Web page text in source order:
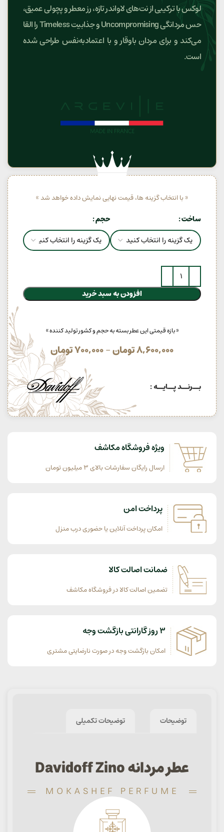
لوکس با ترکیبی از نت‌های لاواندر تازه، رز معطر و پچولی عمیق،
حس مردانگی Uncompromising و جذابیت Timeless را القا
می‌کند و برای مردان باوقار و با اعتمادبه‌نفس طراحی شده
است.
« با انتخاب گزینه ها، قیمت نهایی نمایش داده خواهد شد »
ساخت حجم
افزودن به سبد خرید
« بازه قیمتی این عطر بسته به حجم و کشور تولید کننده »
8,600,000تومان–
700,000تومان
بــرنــد پــایــه :
ویژه فروشگاه مکاشف
ارسال رایگان سفارشات بالای 3 میلیون تومان
پرداخت امن
امکان پرداخت آنلاین یا حضوری درب منزل
ضمانت اصالت کالا
تضمین اصالت کالا در فروشگاه مکاشف
3 روز گارانتی بازگشت وجه
امکان بازگشت وجه در صورت نارضایتی مشتری
توضیحات توضیحات تکمیلی
عطر مردانه Davidoff Zino
MOKASHEF PERFUME